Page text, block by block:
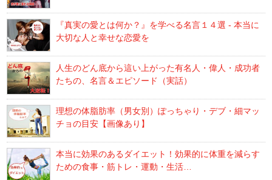
『真実の愛とは何か？』を学べる名言１４選 - 本当に
大切な人と幸せな恋愛を
人生のどん底から這い上がった有名人・偉人・成功者
たちの、名言＆エピソード（実話）
理想の体脂肪率（男女別）ぽっちゃり・デブ・細マッ
チョの目安【画像あり】
本当に効果のあるダイエット！効果的に体重を減らす
ための食事・筋トレ・運動・生活…